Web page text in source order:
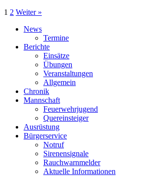
1 2 Weiter »
News
Termine
Berichte
Einsätze
Übungen
Veranstaltungen
Allgemein
Chronik
Mannschaft
Feuerwehrjugend
Quereinsteiger
Ausrüstung
Bürgerservice
Notruf
Sirenensignale
Rauchwarnmelder
Aktuelle Informationen